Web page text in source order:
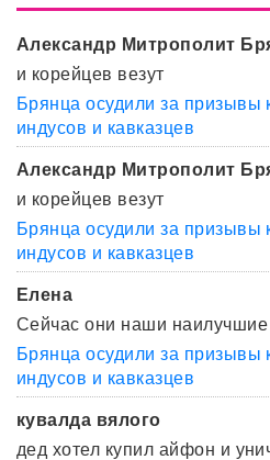
Александр Митрополит
и корейцев везут
Брянца осудили за призывы
индусов и кавказцев
Александр Митрополит
и корейцев везут
Брянца осудили за призывы
индусов и кавказцев
Елена
Сейчас они наши наилучшие
Брянца осудили за призывы
индусов и кавказцев
кувалда вялого
дед хотел купил айфон и